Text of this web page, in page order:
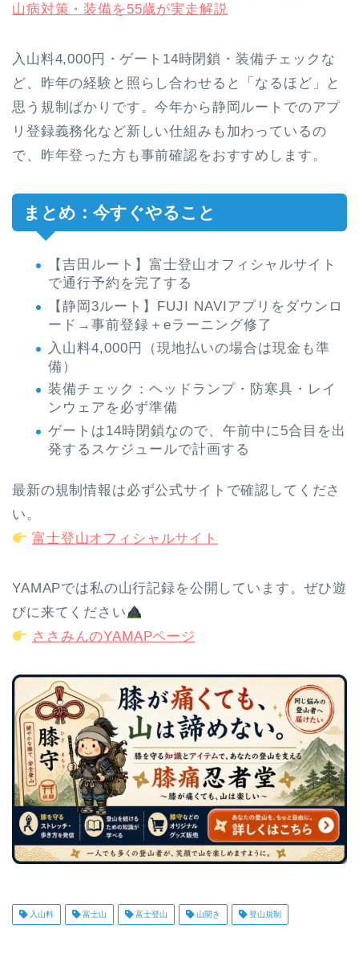
山病対策・装備を55歳が実走解説
入山料4,000円・ゲート14時閉鎖・装備チェックな
ど、昨年の経験と照らし合わせると「なるほど」と
思う規制ばかりです。今年から静岡ルートでのアプ
リ登録義務化など新しい仕組みも加わっているの
で、昨年登った方も事前確認をおすすめします。
まとめ：今すぐやること
【吉田ルート】富士登山オフィシャルサイト
で通行予約を完了する
【静岡3ルート】FUJI NAVIアプリをダウンロ
ード→事前登録＋eラーニング修了
入山料4,000円（現地払いの場合は現金も準
備）
装備チェック：ヘッドランプ・防寒具・レイ
ンウェアを必ず準備
ゲートは14時閉鎖なので、午前中に5合目を出
発するスケジュールで計画する
最新の規制情報は必ず公式サイトで確認してくださ
い。
富士登山オフィシャルサイト
YAMAPでは私の山行記録を公開しています。ぜひ遊
びに来てください
ささみんのYAMAPページ
入山料 富士山 富士登山 山開き 登山規制